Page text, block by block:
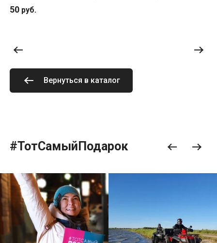
499
Вернуться в каталог
#ТотСамыйПодарок